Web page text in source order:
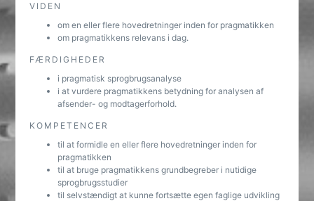
VIDEN
om en eller flere hovedretninger inden for pragmatikken
om pragmatikkens relevans i dag.
FÆRDIGHEDER
i pragmatisk sprogbrugsanalyse
i at vurdere pragmatikkens betydning for analysen af
afsender- og modtagerforhold.
KOMPETENCER
til at formidle en eller flere hovedretninger inden for
pragmatikken
til at bruge pragmatikkens grundbegreber i nutidige
sprogbrugsstudier
til selvstændigt at kunne fortsætte egen faglige udvikling